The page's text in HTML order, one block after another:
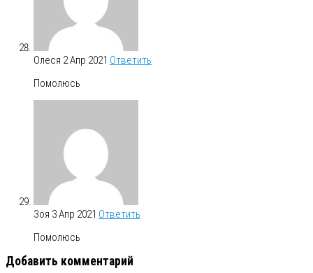
Олеся 2 Апр 2021 Ответить
Помолюсь
Зоя 3 Апр 2021 Ответить
Помолюсь
Добавить комментарий